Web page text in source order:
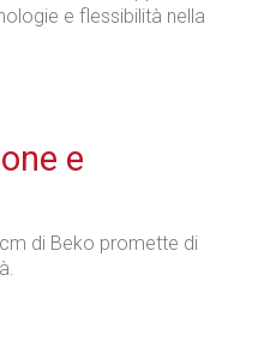
e flessibilità nella
e
di Beko promette di